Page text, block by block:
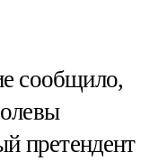
сообщило,
претендент